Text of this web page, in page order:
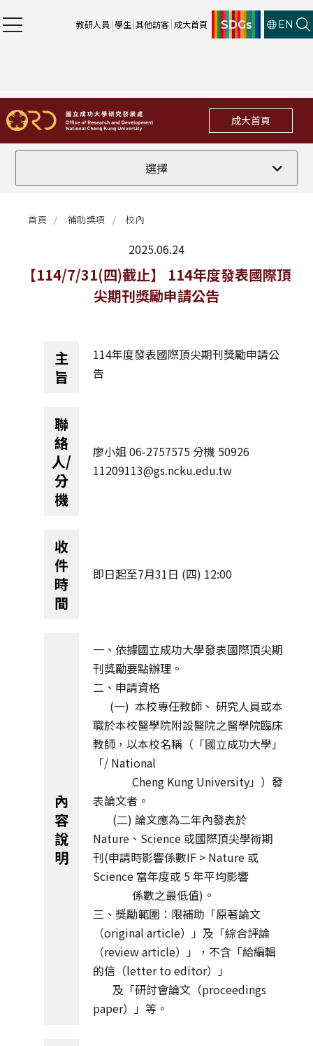
教研人員 學生 其他訪客 成大首頁 SDGs EN
成大首頁
選擇
全部
法規修訂
補助獎項
活動花絮
首頁 補助獎項 校內
2025.06.24
最新消息
【114/7/31(四)截止】 114年度發表國際頂
尖期刊獎勵申請公告
主
旨
114年度發表國際頂尖期刊獎勵申請公
告
聯
絡
人/
分
機
廖小姐 06-2757575 分機 50926
11209113@gs.ncku.edu.tw
收
件
時
間
即日起至7月31日 (四) 12:00
內
容
說
明
一、依據國立成功大學發表國際頂尖期
刊獎勵要點辦理。
二、申請資格
(一) 本校專任教師、 研究人員或本
職於本校醫學院附設醫院之醫學院臨床
教師，以本校名稱（「國立成功大學」
「/ National
Cheng Kung University」）發
表論文者。
(二) 論文應為二年內發表於
Nature、Science 或國際頂尖學術期
刊(申請時影響係數IF > Nature 或
Science 當年度或 5 年平均影響
係數之最低值)。
三、獎勵範圍：限補助「原著論文
（original article）」及「綜合評論
（review article）」，不含「給編輯
的信（letter to editor）」
及「研討會論文（proceedings
paper）」等。